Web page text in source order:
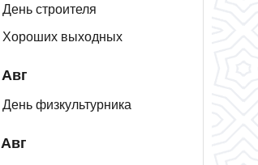
День строителя
Хороших выходных
День физкультурника